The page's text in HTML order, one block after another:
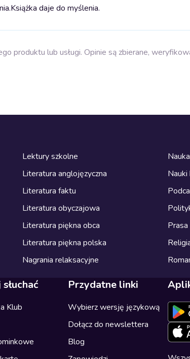
Książka daje do myślenia.
produktu lub usługi. Opinie są zbierane,
Lektury szkolne
Literatura anglojęzyczna
Literatura faktu
Literatura obyczajowa
Literatura piękna obca
Literatura piękna polska
Nagrania relaksacyjne
Nauki
Prasa
Klub
Przydatne linki
Wybierz wersję językową
Dołącz do newslettera
Blog